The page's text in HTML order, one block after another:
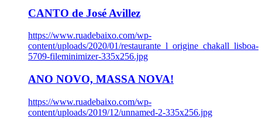
CANTO de José Avillez
https://www.ruadebaixo.com/wp-
content/uploads/2020/01/restaurante_l_origine_chakall_lisboa-
5709-fileminimizer-335x256.jpg
ANO NOVO, MASSA NOVA!
https://www.ruadebaixo.com/wp-
content/uploads/2019/12/unnamed-2-335x256.jpg